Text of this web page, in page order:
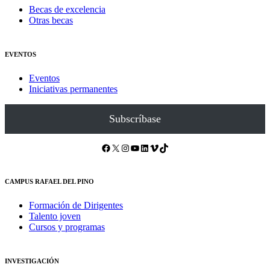
Becas de excelencia
Otras becas
EVENTOS
Eventos
Iniciativas permanentes
Subscríbase
Facebook X Instagram YouTube LinkedIn Vimeo TikTok
CAMPUS RAFAEL DEL PINO
Formación de Dirigentes
Talento joven
Cursos y programas
INVESTIGACIÓN